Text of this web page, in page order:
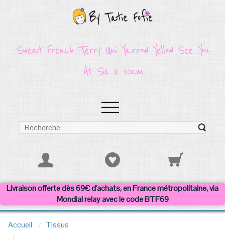
Sweat French Terry Uni Yarrow Yellow See You
At Six x 10cm
Livraison offerte dès 69€ d'achats, en France métropolitaine, via
Mondial relay avec le code BTF69
Accueil Tissus